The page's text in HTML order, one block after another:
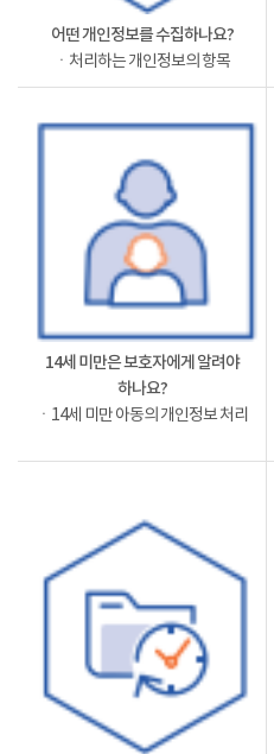
어떤 개인정보를 수집하나요?
ㆍ처리하는 개인정보의 항목
14세 미만은 보호자에게 알려야
하나요?
ㆍ14세 미만 아동의 개인정보 처리